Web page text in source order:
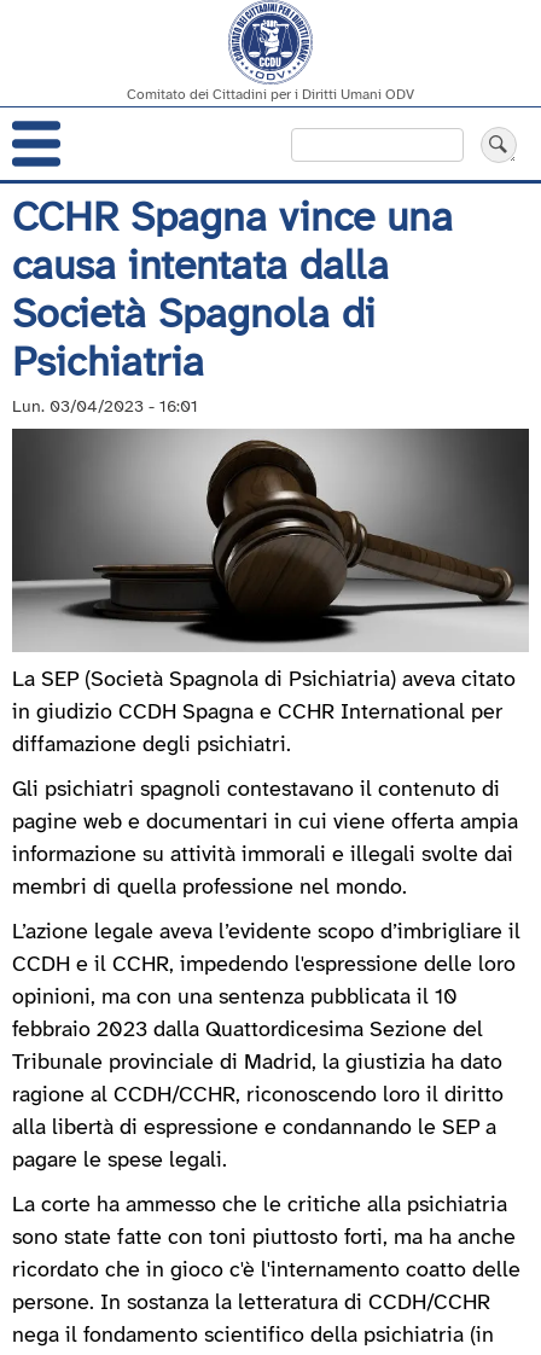
Salta
al
contenuto
principale
Comitato dei Cittadini per i Diritti Umani ODV
Navigazione
principale
CCHR Spagna vince una
causa intentata dalla
Società Spagnola di
Psichiatria
Lun. 03/04/2023 - 16:01
La SEP (Società Spagnola di Psichiatria) aveva citato
in giudizio CCDH Spagna e CCHR International per
diffamazione degli psichiatri.
Gli psichiatri spagnoli contestavano il contenuto di
pagine web e documentari in cui viene offerta ampia
informazione su attività immorali e illegali svolte dai
membri di quella professione nel mondo.
L’azione legale aveva l’evidente scopo d’imbrigliare il
CCDH e il CCHR, impedendo l'espressione delle loro
opinioni, ma con una sentenza pubblicata il 10
febbraio 2023 dalla Quattordicesima Sezione del
Tribunale provinciale di Madrid, la giustizia ha dato
ragione al CCDH/CCHR, riconoscendo loro il diritto
alla libertà di espressione e condannando le SEP a
pagare le spese legali.
La corte ha ammesso che le critiche alla psichiatria
sono state fatte con toni piuttosto forti, ma ha anche
ricordato che in gioco c'è l'internamento coatto delle
persone. In sostanza la letteratura di CCDH/CCHR
nega il fondamento scientifico della psichiatria (in